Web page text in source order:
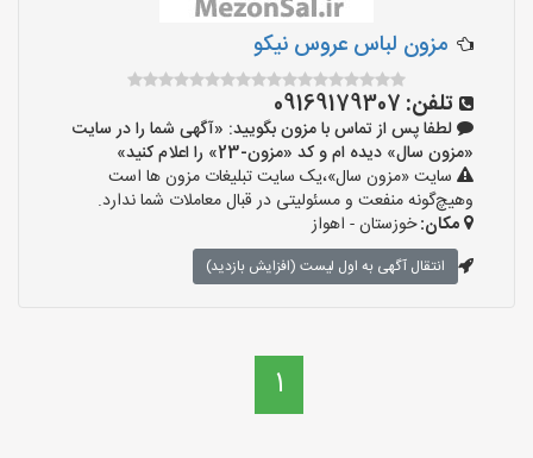
مزون لباس عروس نیکو
تلفن: 09169179307
لطفا پس از تماس با مزون بگویید: «آگهی شما را در سایت
«مزون سال» دیده ام و کد «مزون-23» را اعلام کنید»
سایت «مزون سال»،یک سایت تبلیغات مزون ها است
وهیچ‌گونه منفعت و مسئولیتی در قبال معاملات شما ندارد.
مکان:خوزستان - اهواز
انتقال آگهی به اول لیست (افزایش بازدید)
1